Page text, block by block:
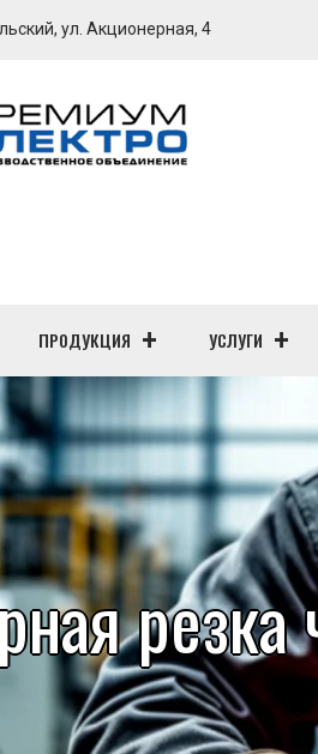
ул. Акционерная, 4
ПРОДУКЦИЯ УСЛУГИ